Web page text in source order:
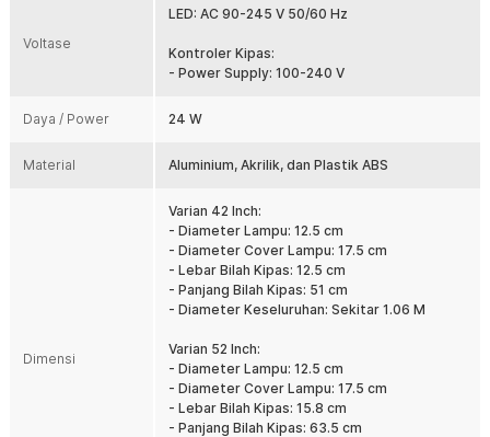
Dua Mode Putaran Reversible
maju maupun mundur sesuai kebutuhan. Mode Forward membantu
mempercepat sirkulasi udara untuk menciptakan sensasi sejuk
udara hangat yang terperangkap di bagian atas ruangan sehingga
suhu terasa lebih nyaman.
Lampu LED 3 Warna Multifungsi
sumber pencahayaan utama. Tersedia tiga pilihan warna cahaya
yaitu Cool White 6000 K, Natural White 4000 K, dan Warm White
3000 K. Pengguna dapat menyesuaikan suasana ruangan sesuai
aktivitas, mulai dari bekerja, bersantai, hingga beristirahat.
Timer Pintar Otomatis
Fitur timer membantu menghemat konsumsi listrik sekaligus
kipas untuk mati secara otomatis dalam rentang waktu 1 hingga 4
jam. Sangat cocok digunakan saat tidur tanpa perlu khawatir kipas
terus menyala sepanjang malam.
Kontrol Jarak Jauh Praktis
Voltase
LED: AC 90-245 V 50/60 Hz
Kontroler Kipas:
- Power Supply: 100-240 V
Daya / Power 24 W
Material Aluminium, Akrilik, dan Plastik ABS
Dimensi
Varian 42 Inch:
- Diameter Lampu: 12.5 cm
- Diameter Cover Lampu: 17.5 cm
- Lebar Bilah Kipas: 12.5 cm
- Panjang Bilah Kipas: 51 cm
- Diameter Keseluruhan: Sekitar 1.06 M
Varian 52 Inch:
- Diameter Lampu: 12.5 cm
- Diameter Cover Lampu: 17.5 cm
- Lebar Bilah Kipas: 15.8 cm
- Panjang Bilah Kipas: 63.5 cm